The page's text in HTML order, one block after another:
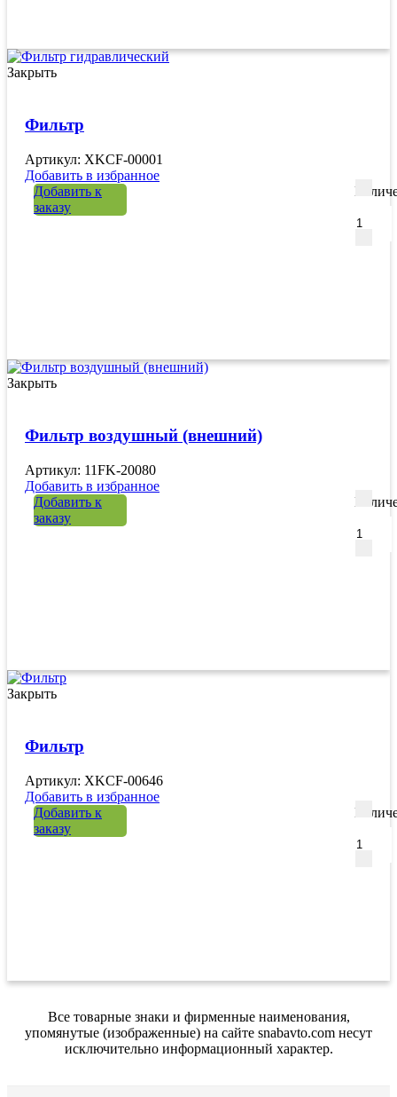
Закрыть
Фильтр
Артикул: XKCF-00001
Добавить в избранное
Добавить к
заказу
Закрыть
Фильтр воздушный (внешний)
Артикул: 11FK-20080
Добавить в избранное
Добавить к
заказу
Закрыть
Фильтр
Артикул: XKCF-00646
Добавить в избранное
Добавить к
заказу
Все товарные знаки и фирменные наименования,
упомянутые (изображенные) на сайте snabavto.com несут
исключительно информационный характер.